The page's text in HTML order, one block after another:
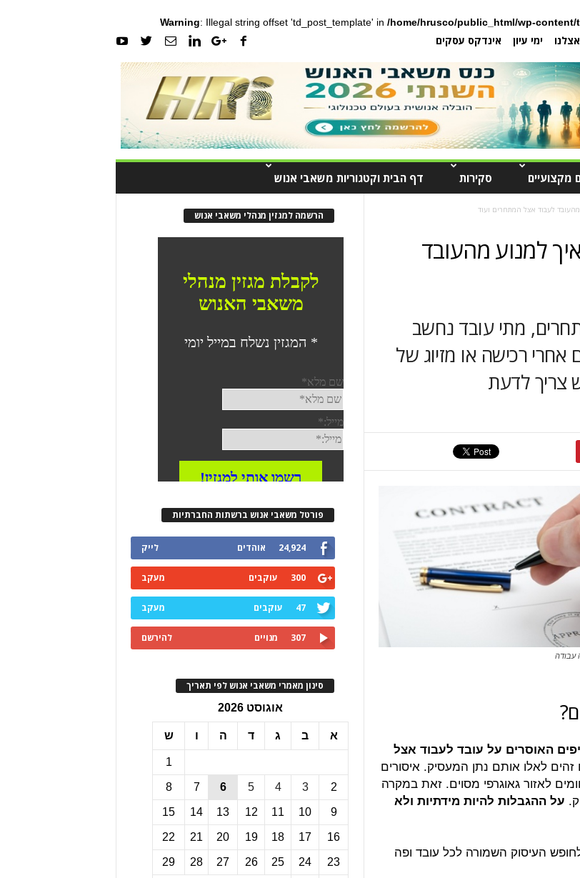
Warning: Illegal string offset 'td_post_template' in /home/hrusco/public_html/wp-
ימי עיון אינדקס עסקים
מקצועיים סקירות דף הבית וקטגוריות משאבי אנוש
לעבוד אצל המתחרים ועוד
למנוע מהעובד
מתי עובד נחשב
רכישה או מזיוג של
צריך לדעת
עבודה
האוסרים על עובד לעבוד אצל
זהים לאלו אותם נתן המעסיק. איסורים
לאזור גאוגרפי מסוים. זאת במקרה
על ההגבלות להיות מידתיות ולא
העיסוק השמורה לכל עובד ופה
הרשמה למגזין מנהלי משאבי אנוש
פורטל משאבי אנוש ברשתות החברתיות
24,924 אוהדים לייק
300 עוקבים מעקב
47 עוקבים מעקב
307 מנויים להירשם
סינון מאמרי משאבי אנוש לפי תאריך
אוגוסט 2026
א ב ג ד ה ו ש
1
2
3
4
5
6
7
8
9
10
11
12
13
14
15
16
17
18
19
20
21
22
23
24
25
26
27
28
29